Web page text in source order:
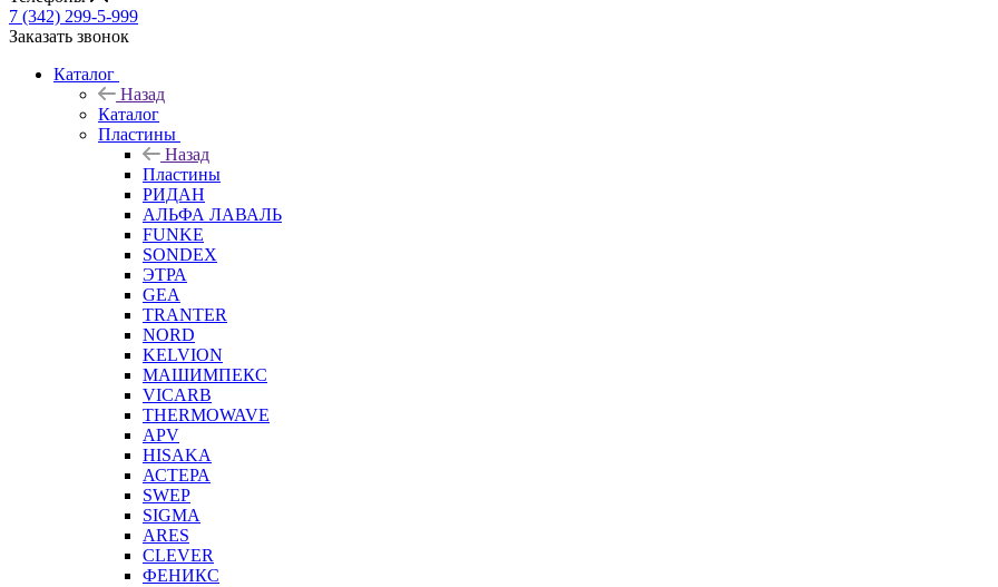
7 (342) 299-5-999
Заказать звонок
Каталог
Назад
Каталог
Пластины
Назад
Пластины
РИДАН
АЛЬФА ЛАВАЛЬ
FUNKE
SONDEX
ЭТРА
GEA
TRANTER
NORD
KELVION
МАШИМПЕКС
VICARB
THERMOWAVE
APV
HISAKA
АСТЕРА
SWEP
SIGMA
ARES
CLEVER
ФЕНИКС